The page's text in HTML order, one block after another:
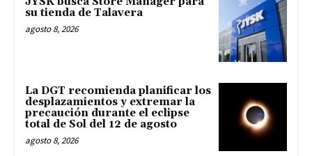
su tienda de Talavera
agosto 8, 2026
La DGT recomienda planificar los
desplazamientos y extremar la
precaución durante el eclipse
total de Sol del 12 de agosto
agosto 8, 2026